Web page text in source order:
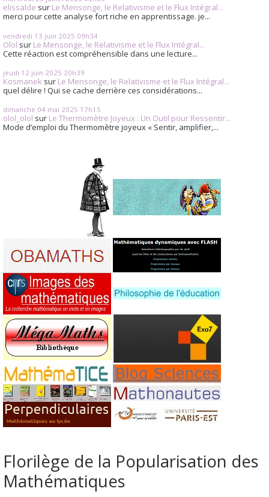
elissalde sur Le Mensonge, le Relativisme et le Flux Intégral...
merci pour cette analyse fort riche en apprentissage. je...
vendredi 13 juin 2025 09h34
Olol sur Le Mensonge, le Relativisme et le Flux Intégral...
Cette réaction est compréhensible dans une lecture...
jeudi 12 juin 2025 20h39
Kosmanek sur Le Mensonge, le Relativisme et le Flux Intégral...
quel délire ! Qui se cache derrière ces considérations...
dimanche 04 mai 2025 17h15
olol_olol sur Le Thermomètre Joyeux : Un Outil pour Ressentir...
Mode d’emploi du Thermomètre joyeux « Sentir, amplifier,...
Florilège de la Popularisation des
Mathématiques